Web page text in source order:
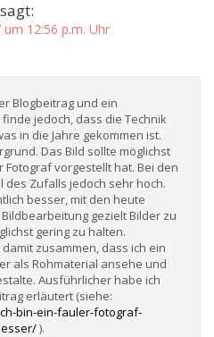
sagt:
12:56 p.m. Uhr
Blogbeitrag und ein
jedoch, dass die Technik
in die Jahre gekommen ist.
Das Bild sollte möglichst
vorgestellt hat. Bei den
des Zufalls jedoch sehr hoch.
besser, mit den heute
gezielt Bilder zu
gering zu halten.
zusammen, dass ich ein
als Rohmaterial ansehe und
Ausführlicher habe ich
erläutert (siehe:
bin-ein-fauler-fotograf-
).